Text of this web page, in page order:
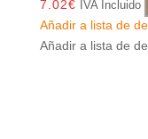
7.02€ IVA Incluido
Añadir a lista de
Añadir a lista de